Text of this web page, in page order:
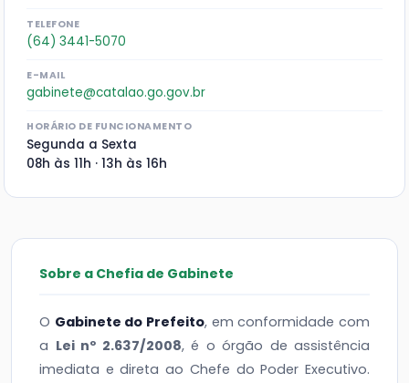
TELEFONE
(64) 3441-5070
E-MAIL
gabinete@catalao.go.gov.br
HORÁRIO DE FUNCIONAMENTO
Segunda a Sexta
08h às 11h · 13h às 16h
Sobre a Chefia de Gabinete
O Gabinete do Prefeito, em conformidade com
a Lei nº 2.637/2008, é o órgão de assistência
imediata e direta ao Chefe do Poder Executivo.